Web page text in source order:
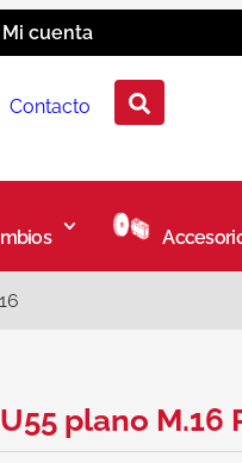
Mi cuenta
Contacto
plano M.16